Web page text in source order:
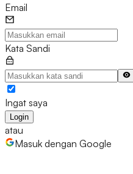
Email
Kata Sandi
Ingat saya
Login
atau
Masuk dengan Google